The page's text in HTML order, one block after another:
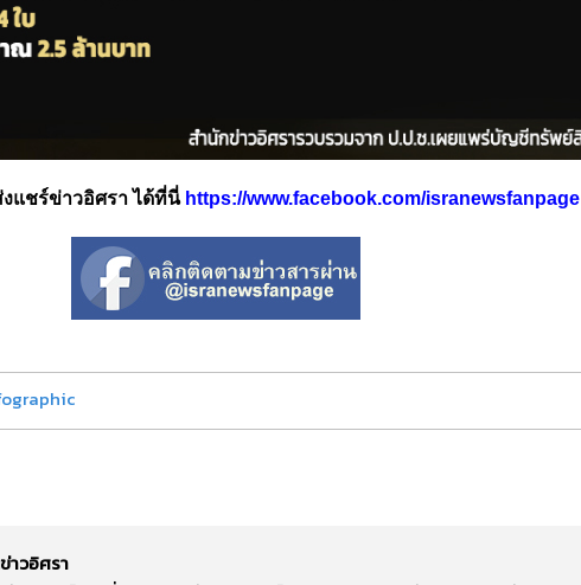
แชร์ข่าวอิศรา ได้ที่นี่ https://www.facebook.com/isranewsfanpage
าวอิศรา